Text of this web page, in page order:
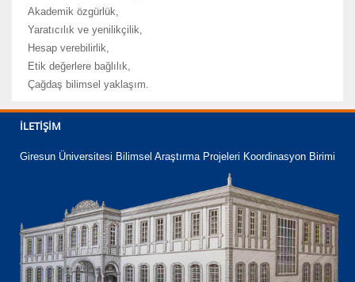
Akademik özgürlük,
Yaratıcılık ve yenilikçilik,
Hesap verebilirlik,
Etik değerlere bağlılık,
Çağdaş bilimsel yaklaşım.
İLETIŞIM
Giresun Üniversitesi Bilimsel Araştırma Projeleri Koordinasyon Birimi